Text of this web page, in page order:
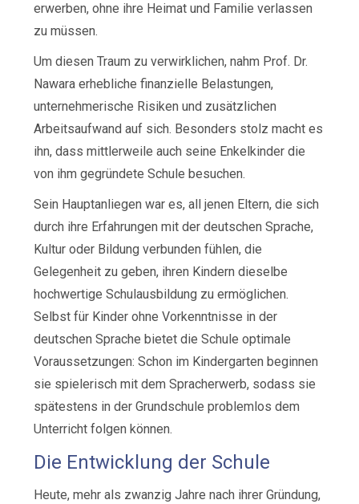
erwerben, ohne ihre Heimat und Familie verlassen
zu müssen.
Um diesen Traum zu verwirklichen, nahm Prof. Dr.
Nawara erhebliche finanzielle Belastungen,
unternehmerische Risiken und zusätzlichen
Arbeitsaufwand auf sich. Besonders stolz macht es
ihn, dass mittlerweile auch seine Enkelkinder die
von ihm gegründete Schule besuchen.
Sein Hauptanliegen war es, all jenen Eltern, die sich
durch ihre Erfahrungen mit der deutschen Sprache,
Kultur oder Bildung verbunden fühlen, die
Gelegenheit zu geben, ihren Kindern dieselbe
hochwertige Schulausbildung zu ermöglichen.
Selbst für Kinder ohne Vorkenntnisse in der
deutschen Sprache bietet die Schule optimale
Voraussetzungen: Schon im Kindergarten beginnen
sie spielerisch mit dem Spracherwerb, sodass sie
spätestens in der Grundschule problemlos dem
Unterricht folgen können.
Die Entwicklung der Schule
Heute, mehr als zwanzig Jahre nach ihrer Gründung,